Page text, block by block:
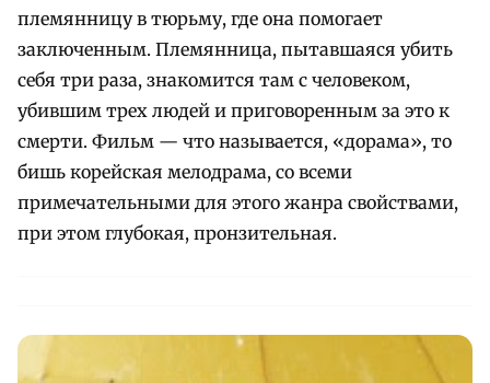
племянницу в тюрьму, где она помогает
заключенным. Племянница, пытавшаяся убить
себя три раза, знакомится там с человеком,
убившим трех людей и приговоренным за это к
смерти. Фильм — что называется, «дорама», то
бишь корейская мелодрама, со всеми
примечательными для этого жанра свойствами,
при этом глубокая, пронзительная.